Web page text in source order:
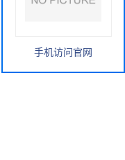
手机访问官网